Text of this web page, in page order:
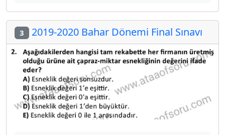
3 2019-2020 Bahar Dönemi Final Sınavı